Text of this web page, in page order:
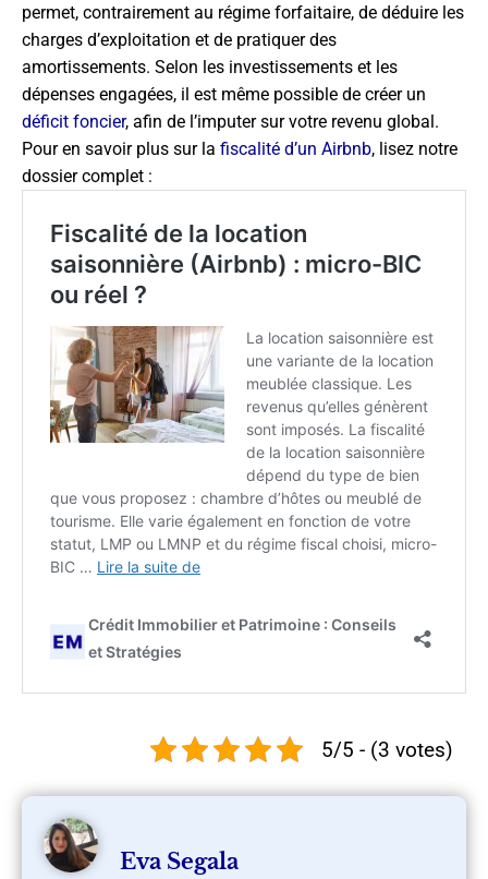
permet, contrairement au régime forfaitaire, de déduire les
charges d’exploitation et de pratiquer des
amortissements. Selon les investissements et les
dépenses engagées, il est même possible de créer un
déficit foncier, afin de l’imputer sur votre revenu global.
Pour en savoir plus sur la fiscalité d’un Airbnb, lisez notre
dossier complet :
5/5 - (3 votes)
Eva Segala